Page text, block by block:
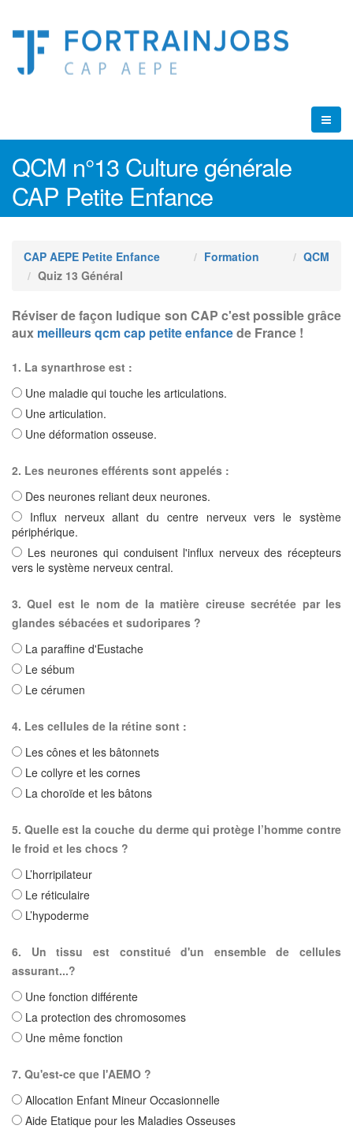
QCM n°13 Culture générale
CAP Petite Enfance
CAP AEPE Petite Enfance Formation
QCM
Quiz 13 Général
Réviser de façon ludique son CAP c'est possible grâce
aux meilleurs qcm cap petite enfancede France !
1. La synarthrose est :
Une maladie qui touche les articulations.
Une articulation.
Une déformation osseuse.
2. Les neurones efférents sont appelés :
Des neurones reliant deux neurones.
Influx nerveux allant du centre nerveux vers le système
périphérique.
Les neurones qui conduisent l'influx nerveux des récepteurs
vers le système nerveux central.
3. Quel est le nom de la matière cireuse secrétée par les
glandes sébacées et sudoripares ?
La paraffine d'Eustache
Le sébum
Le cérumen
4. Les cellules de la rétine sont :
Les cônes et les bâtonnets
Le collyre et les cornes
La choroïde et les bâtons
5. Quelle est la couche du derme qui protège l’homme contre
le froid et les chocs ?
L’horripilateur
Le réticulaire
L’hypoderme
6. Un tissu est constitué d'un ensemble de cellules
assurant...?
Une fonction différente
La protection des chromosomes
Une même fonction
7. Qu'est-ce que l'AEMO ?
Allocation Enfant Mineur Occasionnelle
Aide Etatique pour les Maladies Osseuses